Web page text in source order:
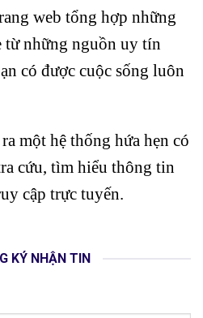
web tổng hợp những
từ những nguồn uy tín
có được cuộc sống luôn
một hệ thống hứa hẹn có
cứu, tìm hiểu thông tin
cập trực tuyến.
KÝ NHẬN TIN